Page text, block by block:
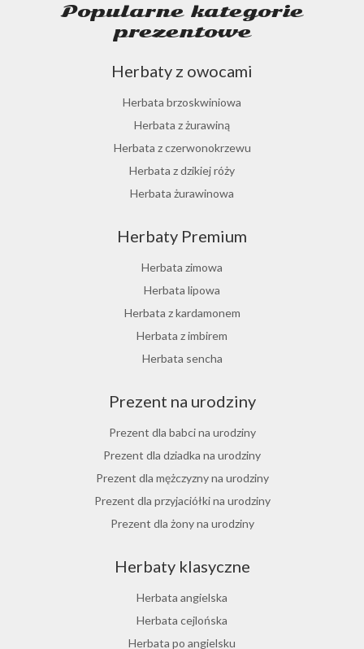
Popularne kategorie
prezentowe
Herbaty z owocami
Herbata brzoskwiniowa
Herbata z żurawiną
Herbata z czerwonokrzewu
Herbata z dzikiej róży
Herbata żurawinowa
Ostrokrzew paragwajski
Hibiskus herbata
Herbata różana
Herbata z lukrecji
Herbata z rokitnika
Herbata jesienna
Herbaty Premium
Herbata zimowa
Herbata lipowa
Herbata z kardamonem
Herbata z imbirem
Herbata sencha
Herbata jaśminowa
Herbata jasminowa
Herbata rumiankowa
Koper włoski herbata
Herbata z goździkami
Herbata z cynamonem
Prezent na urodziny
Prezent dla babci na urodziny
Prezent dla dziadka na urodziny
Prezent dla mężczyzny na urodziny
Prezent dla przyjaciółki na urodziny
Prezent dla żony na urodziny
Prezent dla dziewczyny na urodziny
Prezent dla koleżanki na urodziny
Prezent dla mamy na urodziny
Prezent dla taty na urodziny
Herbaty klasyczne
Herbata angielska
Herbata cejlońska
Herbata po angielsku